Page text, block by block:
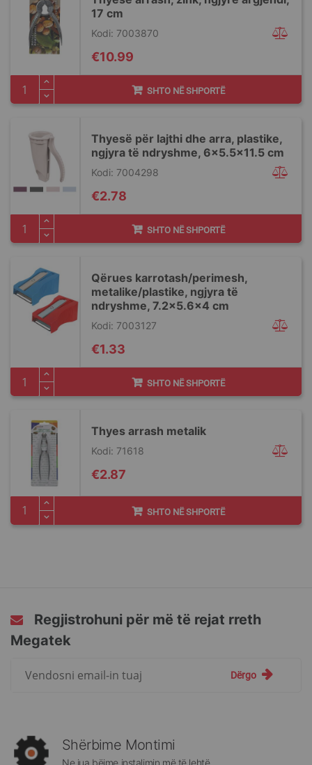
17 cm
Kodi: 7003870
€10.99
SHTO NË SHPORTË
Thyesë për lajthi dhe arra, plastike,
ngjyra të ndryshme, 6x5.5x11.5 cm
Kodi: 7004298
€2.78
SHTO NË SHPORTË
Qërues karrotash/perimesh,
metalike/plastike, ngjyra të
ndryshme, 7.2x5.6x4 cm
Kodi: 7003127
€1.33
SHTO NË SHPORTË
Thyes arrash metalik
Kodi: 71618
€2.87
SHTO NË SHPORTË
Regjistrohuni për më të rejat rreth
Megatek
rreth
Megatek:
Dërgo
Shërbime Montimi
Ne jua bëjme instalimin më të lehtë